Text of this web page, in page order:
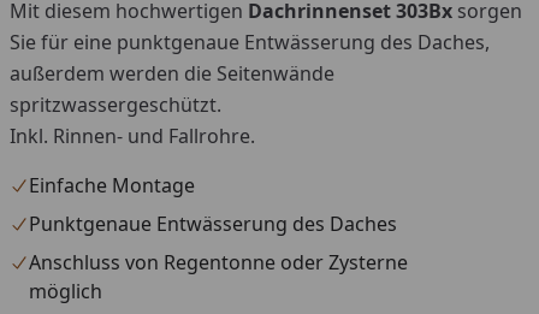
Mit diesem hochwertigen Dachrinnenset 303Bx sorgen
Sie für eine punktgenaue Entwässerung des Daches,
außerdem werden die Seitenwände
spritzwassergeschützt.
Inkl. Rinnen- und Fallrohre.
Einfache Montage
Punktgenaue Entwässerung des Daches
Anschluss von Regentonne oder Zysterne
möglich